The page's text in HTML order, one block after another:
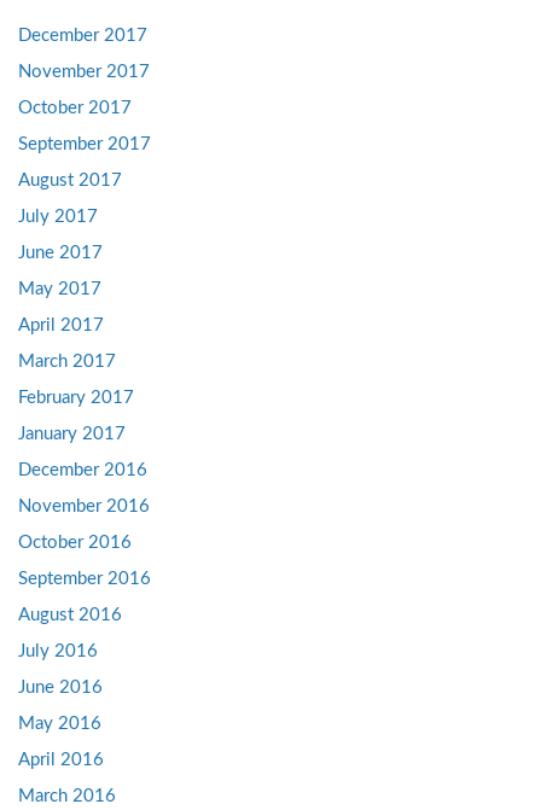
December 2017
November 2017
October 2017
September 2017
August 2017
July 2017
June 2017
May 2017
April 2017
March 2017
February 2017
January 2017
December 2016
November 2016
October 2016
September 2016
August 2016
July 2016
June 2016
May 2016
April 2016
March 2016